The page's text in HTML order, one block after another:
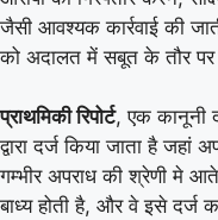
जैसी आवश्यक कार्रवाई की
को अदालत में सबूत के तौर पर
प्राथमिकी रिपोर्ट, एक कानूनी
द्वारा दर्ज किया जाता है
गम्भीर अपराध की श्रेणी मे
बाध्य होती है, और वे इसे